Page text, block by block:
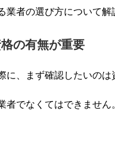
業者の選び方について解
の有無が重要
に、まず確認したいのは
者でなくてはできませ